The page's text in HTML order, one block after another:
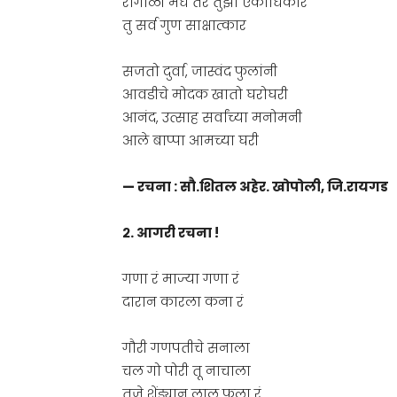
तु सर्व गुण साक्षात्कार
सजतो दुर्वा, जास्वंद फुलांनी
आवडीचे मोदक खातो घरोघरी
आनंद, उत्साह सर्वांच्या मनोमनी
आले बाप्पा आमच्या घरी
— रचना : सौ.शितल अहेर. खोपोली, जि.रायगड
२. आगरी रचना !
गणा रं माज्या गणा रं
दारान कारला कना रं
गौरी गणपतीचे सनाला
चल गो पोरी तू नाचाला